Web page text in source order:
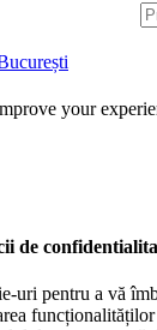
P
r
u
m
your
de
uri pentru a vă